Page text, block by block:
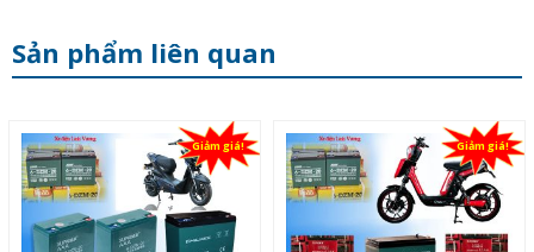
Sản phẩm liên quan
Giảm giá! Giảm giá!